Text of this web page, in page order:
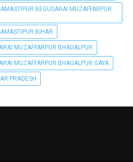
BEGUSARAI MUZAFFARPUR
BIHAR
MUZAFFARPUR BHAGALPUR
MUZAFFARPUR BHAGALPUR GAYA
PRADESH